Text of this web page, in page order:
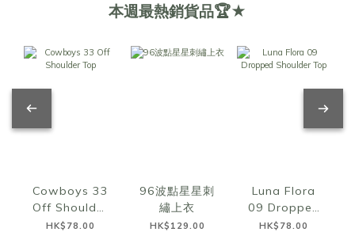
本週最熱銷貨品🏆★
Cowboys 33
Off Shoulder
Top
HK$78.00
96波點星星刺
繡上衣
HK$129.00
Luna Flora
09 Dropped
Shoulder Top
HK$78.00